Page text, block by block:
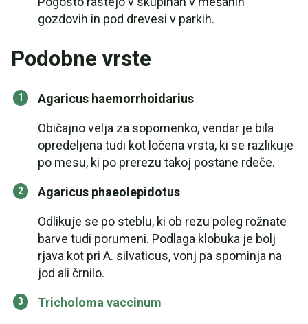
gozdovih in pod drevesi v parkih.
Podobne vrste
Agaricus haemorrhoidarius
Običajno velja za sopomenko, vendar je bila
opredeljena tudi kot ločena vrsta, ki se razlikuje
po mesu, ki po prerezu takoj postane rdeče.
Agaricus phaeolepidotus
Odlikuje se po steblu, ki ob rezu poleg rožnate
barve tudi porumeni. Podlaga klobuka je bolj
rjava kot pri A. silvaticus, vonj pa spominja na
jod ali črnilo.
Tricholoma vaccinum